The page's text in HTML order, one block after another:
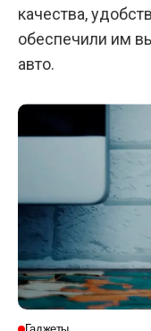
качества,
обеспечили им
авто.